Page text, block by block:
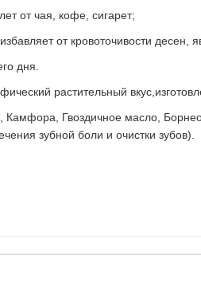
от чая, кофе, сигарет;
от кровоточивости
дня.
растительный
Камфора, Гвоздичное масло,
зубной боли и очистки зубов).